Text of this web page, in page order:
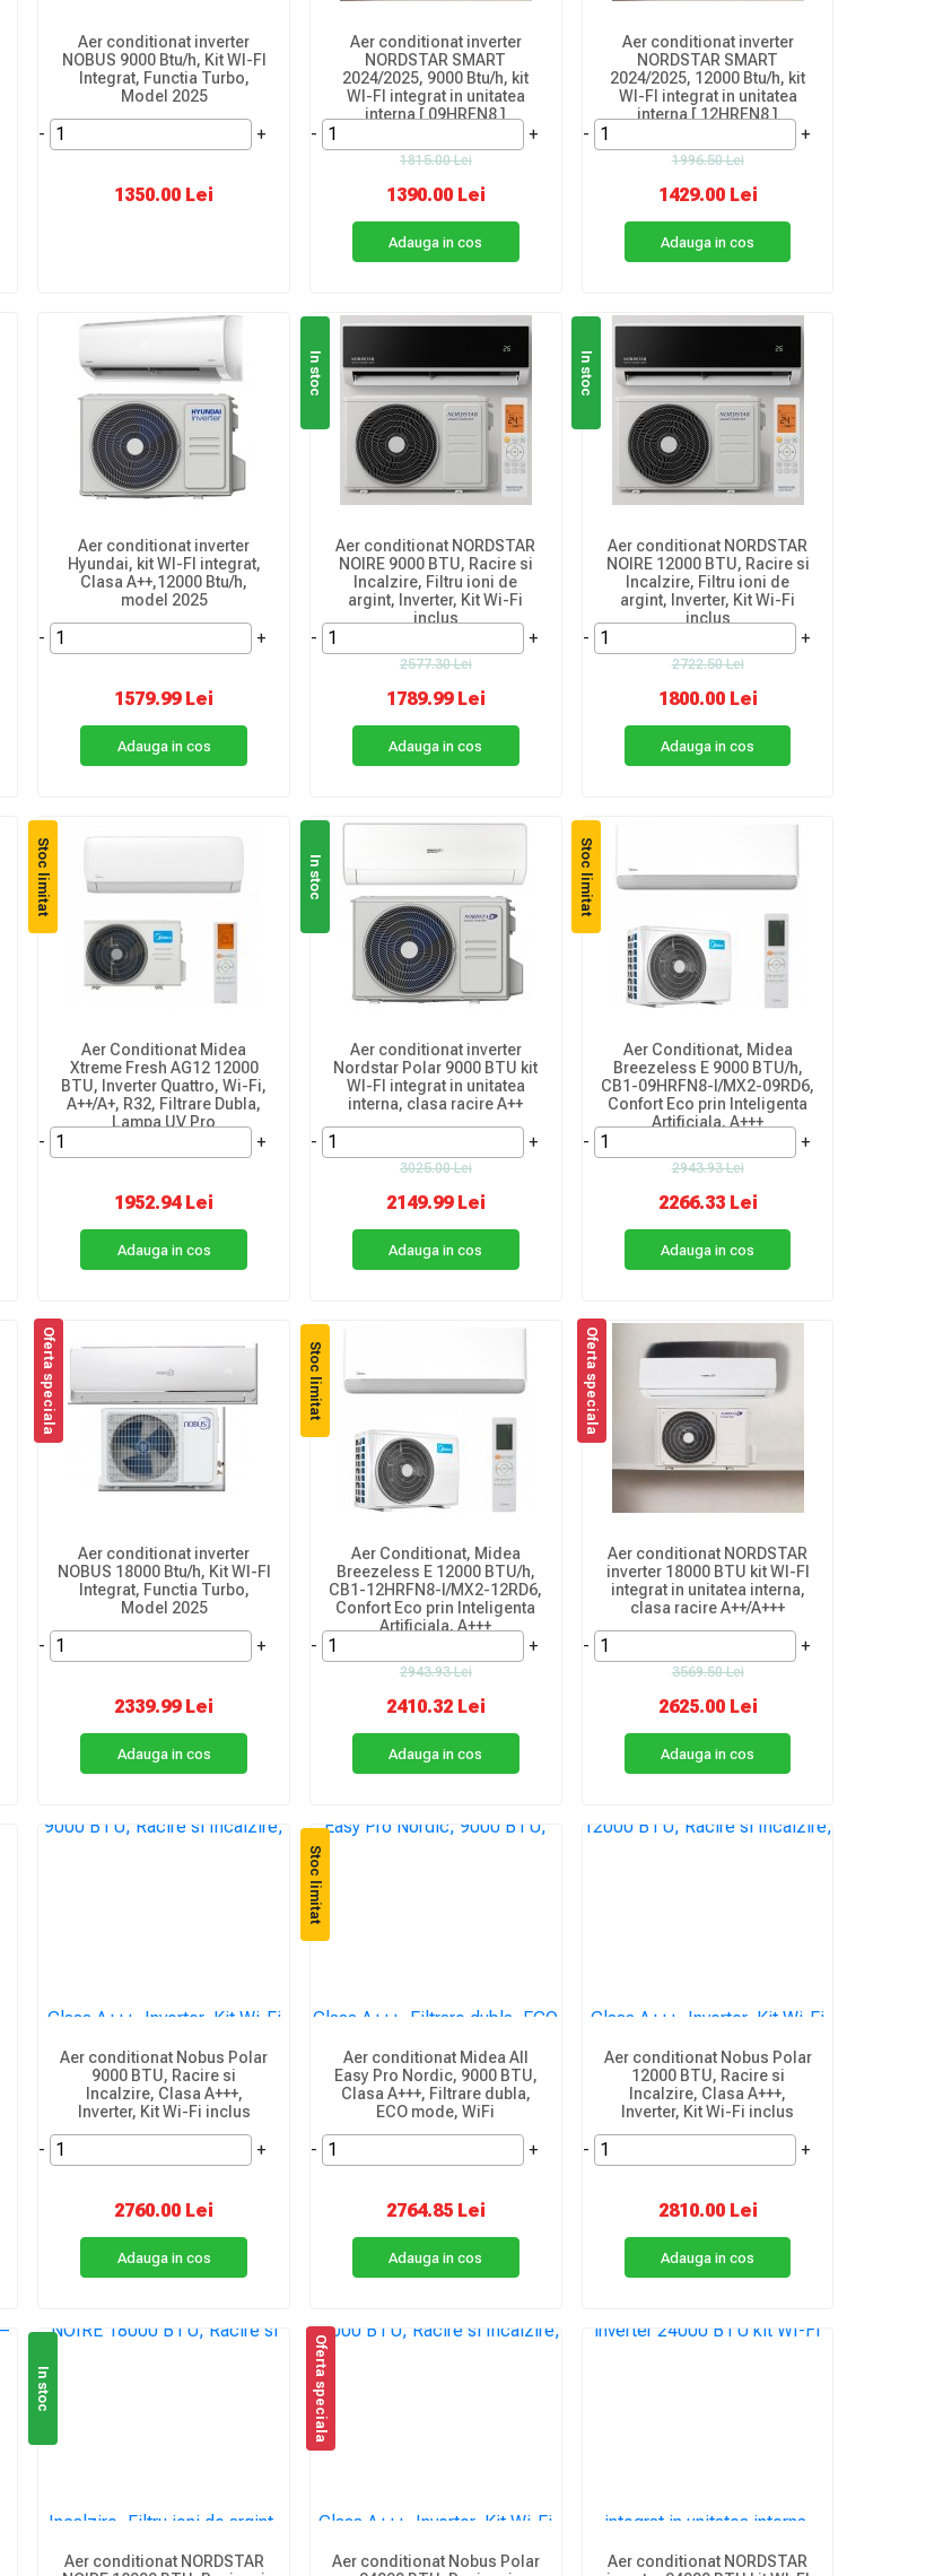
Aer conditionat inverter
NOBUS 9000 Btu/h, Kit WI-FI
Integrat, Functia Turbo,
Model 2025
- +
1350.00 Lei
Aer conditionat inverter
NORDSTAR SMART
2024/2025, 9000 Btu/h, kit
WI-FI integrat in unitatea
interna [ 09HRFN8 ]
- +
1815.00 Lei
1390.00 Lei
Adauga in cos
Aer conditionat inverter
NORDSTAR SMART
2024/2025, 12000 Btu/h, kit
WI-FI integrat in unitatea
interna [ 12HRFN8 ]
- +
1996.50 Lei
1429.00 Lei
Adauga in cos
Aer conditionat inverter
Hyundai, kit WI-FI integrat,
Clasa A++,12000 Btu/h,
model 2025
- +
1579.99 Lei
Adauga in cos
In stoc
Aer conditionat NORDSTAR
NOIRE 9000 BTU, Racire si
Incalzire, Filtru ioni de
argint, Inverter, Kit Wi-Fi
inclus
- +
2577.30 Lei
1789.99 Lei
Adauga in cos
In stoc
Aer conditionat NORDSTAR
NOIRE 12000 BTU, Racire si
Incalzire, Filtru ioni de
argint, Inverter, Kit Wi-Fi
inclus
- +
2722.50 Lei
1800.00 Lei
Adauga in cos
Stoc limitat
Aer Conditionat Midea
Xtreme Fresh AG12 12000
BTU, Inverter Quattro, Wi-Fi,
A++/A+, R32, Filtrare Dubla,
Lampa UV Pro
- +
1952.94 Lei
Adauga in cos
In stoc
Aer conditionat inverter
Nordstar Polar 9000 BTU kit
WI-FI integrat in unitatea
interna, clasa racire A++
- +
3025.00 Lei
2149.99 Lei
Adauga in cos
Stoc limitat
Aer Conditionat, Midea
Breezeless E 9000 BTU/h,
CB1-09HRFN8-I/MX2-09RD6,
Confort Eco prin Inteligenta
Artificiala, A+++
- +
2943.93 Lei
2266.33 Lei
Adauga in cos
Oferta speciala
Aer conditionat inverter
NOBUS 18000 Btu/h, Kit WI-FI
Integrat, Functia Turbo,
Model 2025
- +
2339.99 Lei
Adauga in cos
Stoc limitat
Aer Conditionat, Midea
Breezeless E 12000 BTU/h,
CB1-12HRFN8-I/MX2-12RD6,
Confort Eco prin Inteligenta
Artificiala, A+++
- +
2943.93 Lei
2410.32 Lei
Adauga in cos
Oferta speciala
Aer conditionat NORDSTAR
inverter 18000 BTU kit WI-FI
integrat in unitatea interna,
clasa racire A++/A+++
- +
3569.50 Lei
2625.00 Lei
Adauga in cos
Aer conditionat Nobus Polar
9000 BTU, Racire si
Incalzire, Clasa A+++,
Inverter, Kit Wi-Fi inclus
- +
2760.00 Lei
Adauga in cos
Stoc limitat
Aer conditionat Midea All
Easy Pro Nordic, 9000 BTU,
Clasa A+++, Filtrare dubla,
ECO mode, WiFi
- +
2764.85 Lei
Adauga in cos
Aer conditionat Nobus Polar
12000 BTU, Racire si
Incalzire, Clasa A+++,
Inverter, Kit Wi-Fi inclus
- +
2810.00 Lei
Adauga in cos
In stoc
Aer conditionat NORDSTAR
Oferta speciala
Aer conditionat Nobus Polar
Aer conditionat NORDSTAR